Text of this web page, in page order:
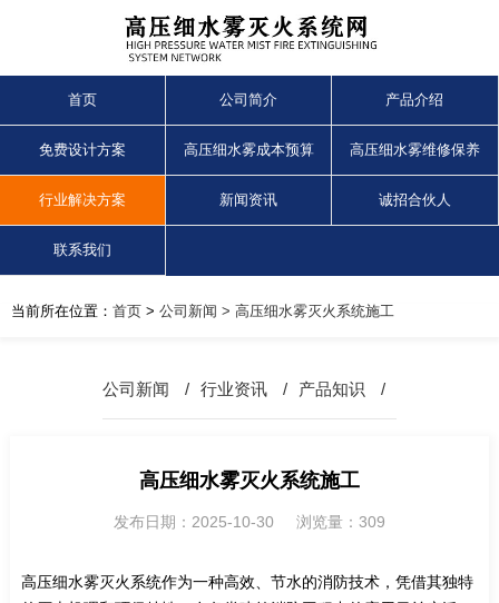
首页 公司简介 产品介绍
免费设计方案 高压细水雾成本预算 高压细水雾维修保养
行业解决方案 新闻资讯 诚招合伙人
联系我们
当前所在位置： 首页 > 公司新闻 > 高压细水雾灭火系统施工
公司新闻 / 行业资讯 / 产品知识 /
高压细水雾灭火系统施工
发布日期：2025-10-30 浏览量：309
高压细水雾灭火系统作为一种高效、节水的消防技术，凭借其独特